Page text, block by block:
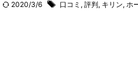
2020/3/6 口コミ , 評判, キリン, ホ